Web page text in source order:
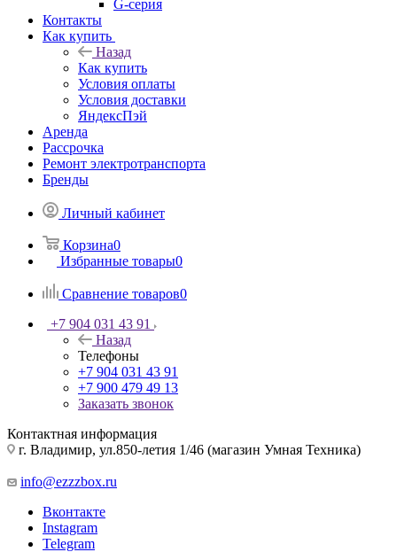
G-серия
Контакты
Как купить
Назад
Как купить
Условия оплаты
Условия доставки
ЯндексПэй
Аренда
Рассрочка
Ремонт электротранспорта
Бренды
Личный кабинет
Корзина0
Избранные товары0
Сравнение товаров0
+7 904 031 43 91
Назад
Телефоны
+7 904 031 43 91
+7 900 479 49 13
Заказать звонок
Контактная информация
г. Владимир, ул.850-летия 1/46 (магазин Умная Техника)
info@ezzzbox.ru
Вконтакте
Instagram
Telegram